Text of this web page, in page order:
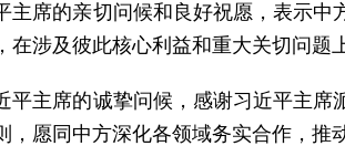
主席的亲切问候和良好祝愿，表示
涉及彼此核心利益和重大关切问题
平主席的诚挚问候，感谢习近平主
愿同中方深化各领域务实合作，推